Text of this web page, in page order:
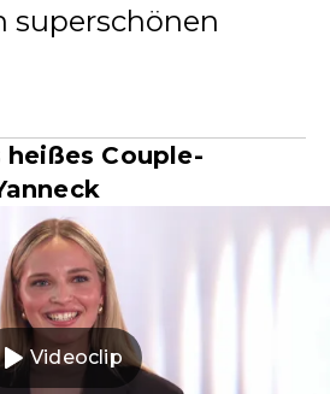
superschönen
heißes Couple-
Videoclip